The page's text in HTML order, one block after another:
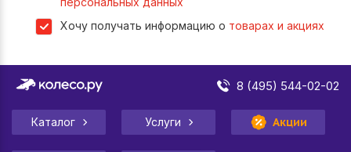
Хочу получать информацию о товарах и акциях
8 (495) 544-02-02
Каталог Услуги Акции